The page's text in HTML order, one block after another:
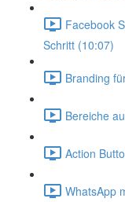
Facebook
Schritt (10:07)
Branding
Bereiche
Action
WhatsApp